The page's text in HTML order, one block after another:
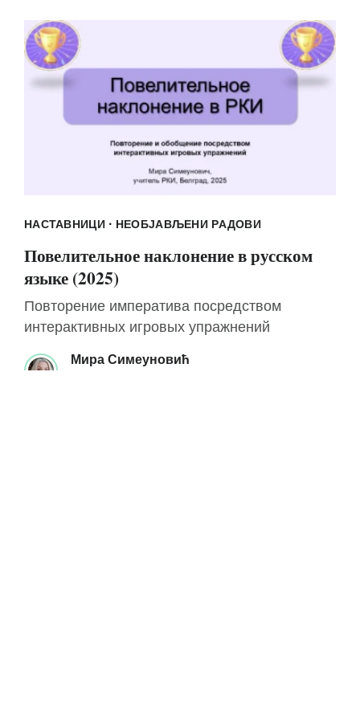
НАСТАВНИЦИ· НЕОБЈАВЉЕНИ РАДОВИ
Повелительное наклонение в русском
языке (2025)
Повторение императива посредством
интерактивных игровых упражнений
Мира Симеуновић